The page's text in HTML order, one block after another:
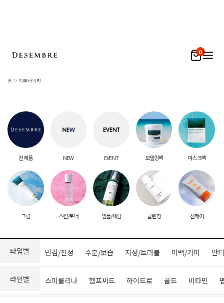
0
홈 피부타입별
전 제품 NEW EVENT 모델링팩 마스크팩
크림 스킨/토너 앰플/세럼 클렌징 선케어
타입별 민감/진정 수분/보습 지성/트러블 미백/기미 안
라인별 스피룰리나 헴프씨드 하이드로 골드 비타민